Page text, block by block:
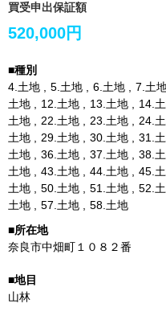
買受申出保証額
520,000円
4. 土地 5. 土地 6. 土地 7. 土
土地
12. 土地 13. 土地 14.
土地
22. 土地 23. 土地 24.
土地
29. 土地 30. 土地 31.
土地
36. 土地 37. 土地 38.
土地
43. 土地 44. 土地 45.
土地
50. 土地 51. 土地 52.
土地
57. 土地 58. 土地
奈良市中畑町１０８２番
山林